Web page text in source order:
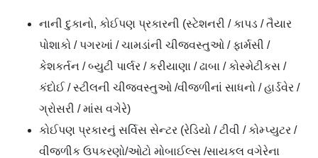
નાની દુકાનો, કોઈપણ પ્રકારની (સ્ટેશનરી / કાપડ / તૈયાર
પોશાકો / પગરખાં / ચામડાંની ચીજવસ્તુઓ / ફાર્મસી /
કેશકર્તન / બ્યુટી પાર્લર / કરીયાણા / ઢાબા / કોસ્મેટીકસ /
કંદોઈ / સ્ટીલની ચીજવસ્તુઓ /વીજળીનાં સાધનો / હાર્ડવેર /
ગ્રોસરી / માંસ વગેરે)
કોઈપણ પ્રકારનું સર્વિસ સેન્ટર (રેડિયો / ટીવી / કોમ્પ્યુટર /
વીજળીક ઉપકરણો/ઓટો મોબાઈલ્સ /સાયકલ વગેરેના